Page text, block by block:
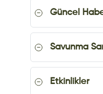
Güncel
Savunma
Etkinlikler